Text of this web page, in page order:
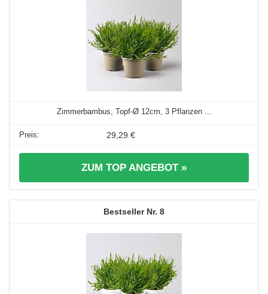
Zimmerbambus, Topf-Ø 12cm, 3 Pflanzen ...
29,29 €
ZUM TOP ANGEBOT »
8